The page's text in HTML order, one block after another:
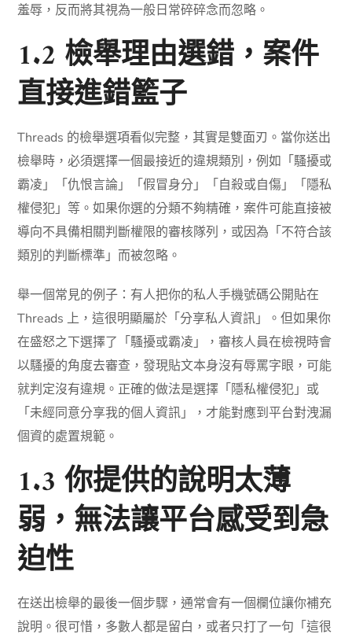
羞辱，反而將其視為一般日常碎碎念而忽略。
1.2 檢舉理由選錯，案件
直接進錯籃子
Threads 的檢舉選項看似完整，其實是雙面刃。當你送出
檢舉時，必須選擇一個最接近的違規類別，例如「騷擾或
霸凌」「仇恨言論」「假冒身分」「自殺或自傷」「隱私
權侵犯」等。如果你選的分類不夠精確，案件可能直接被
導向不具備相關判斷權限的審核隊列，或因為「不符合該
類別的判斷標準」而被忽略。
舉一個常見的例子：有人把你的私人手機號碼公開貼在
Threads 上，這很明顯屬於「分享私人資訊」。但如果你
在盛怒之下選擇了「騷擾或霸凌」，審核人員在檢視時會
以騷擾的角度去審查，發現貼文本身沒有辱罵字眼，可能
就判定沒有違規。正確的做法是選擇「隱私權侵犯」或
「未經同意分享我的個人資訊」，才能對應到平台對洩漏
個資的處置規範。
1.3 你提供的說明太薄
弱，無法讓平台感受到急
迫性
在送出檢舉的最後一個步驟，通常會有一個欄位讓你補充
說明。很可惜，多數人都是留白，或者只打了一句「這很